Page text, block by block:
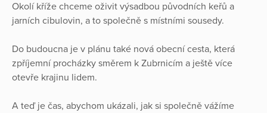
Okolí kříže chceme oživit výsadbou původních keřů a
jarních cibulovin, a to společně s místními sousedy.
Do budoucna je v plánu také nová obecní cesta, která
zpříjemní procházky směrem k Zubrnicím a ještě více
otevře krajinu lidem.
A teď je čas, abychom ukázali, jak si společně vážíme